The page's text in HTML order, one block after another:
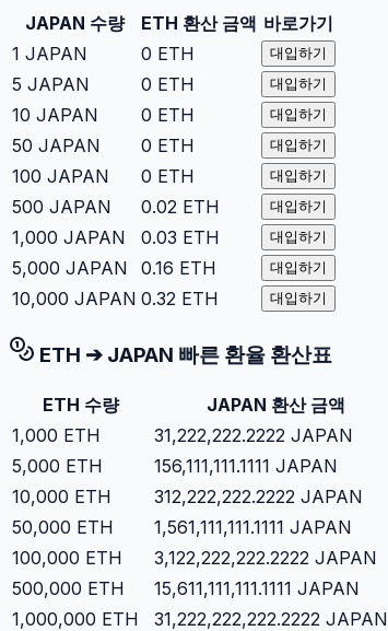
JAPAN 수량 ETH 환산 금액 바로가기
1 JAPAN 0 ETH 대입하기
5 JAPAN 0 ETH 대입하기
10 JAPAN 0 ETH 대입하기
50 JAPAN 0 ETH 대입하기
100 JAPAN 0 ETH 대입하기
500 JAPAN 0.02 ETH 대입하기
1,000 JAPAN 0.03 ETH 대입하기
5,000 JAPAN 0.16 ETH 대입하기
10,000 JAPAN 0.32 ETH 대입하기
ETH ➔ JAPAN 빠른 환율 환산표
ETH 수량 JAPAN 환산 금액
1,000 ETH 31,222,222.2222 JAPAN
5,000 ETH 156,111,111.1111 JAPAN
10,000 ETH 312,222,222.2222 JAPAN
50,000 ETH 1,561,111,111.1111 JAPAN
100,000 ETH 3,122,222,222.2222 JAPAN
500,000 ETH 15,611,111,111.1111 JAPAN
1,000,000 ETH 31,222,222,222.2222 JAPAN